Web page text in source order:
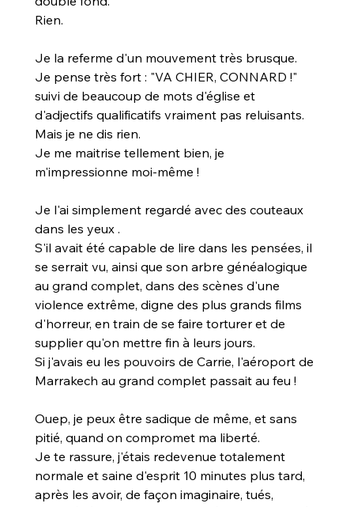
Rien.
Je la referme d'un mouvement très brusque.
Je pense très fort : "VA CHIER, CONNARD !"
suivi de beaucoup de mots d'église et
d'adjectifs qualificatifs vraiment pas reluisants.
Mais je ne dis rien.
Je me maitrise tellement bien, je
m'impressionne moi-même !
Je l'ai simplement regardé avec des couteaux
dans les yeux .
S'il avait été capable de lire dans les pensées, il
se serrait vu, ainsi que son arbre généalogique
au grand complet, dans des scènes d'une
violence extrême, digne des plus grands films
d'horreur, en train de se faire torturer et de
supplier qu'on mettre fin à leurs jours.
Si j'avais eu les pouvoirs de Carrie, l'aéroport de
Marrakech au grand complet passait au feu !
Ouep, je peux être sadique de même, et sans
pitié, quand on compromet ma liberté.
Je te rassure, j'étais redevenue totalement
normale et saine d'esprit 10 minutes plus tard,
après les avoir, de façon imaginaire, tués,